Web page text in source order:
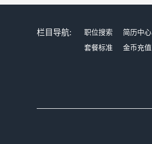
栏目导航: 职位搜索 简历中心
套餐标准
金币充值